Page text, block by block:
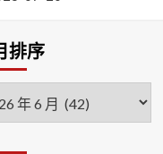
排序